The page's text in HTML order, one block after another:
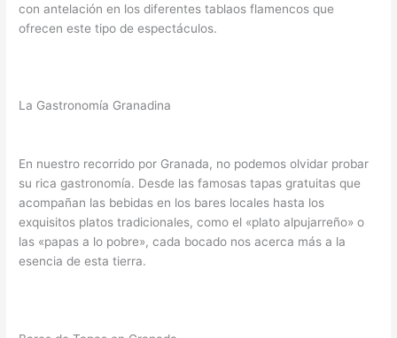
con antelación en los diferentes tablaos flamencos que
ofrecen este tipo de espectáculos.
La Gastronomía Granadina
En nuestro recorrido por Granada, no podemos olvidar probar
su rica gastronomía. Desde las famosas tapas gratuitas que
acompañan las bebidas en los bares locales hasta los
exquisitos platos tradicionales, como el «plato alpujarreño» o
las «papas a lo pobre», cada bocado nos acerca más a la
esencia de esta tierra.